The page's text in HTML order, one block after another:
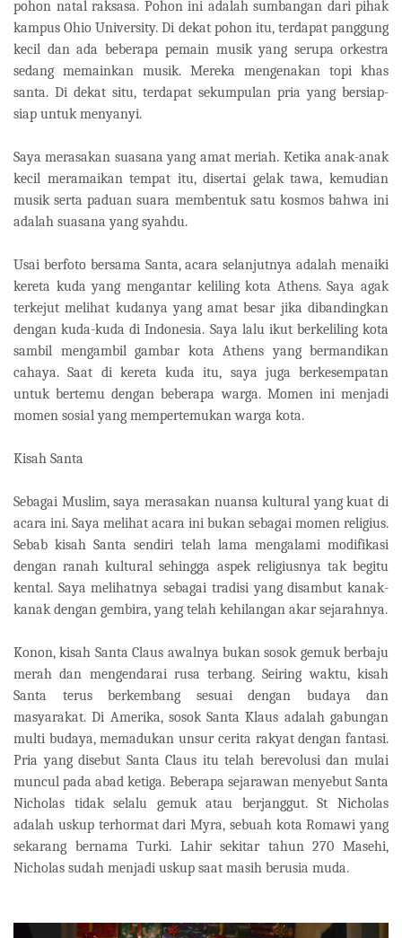
pohon natal raksasa. Pohon ini adalah sumbangan dari pihak
kampus Ohio University. Di dekat pohon itu, terdapat panggung
kecil dan ada beberapa pemain musik yang serupa orkestra
sedang memainkan musik. Mereka mengenakan topi khas
santa. Di dekat situ, terdapat sekumpulan pria yang bersiap-
siap untuk menyanyi.
Saya merasakan suasana yang amat meriah. Ketika anak-anak
kecil meramaikan tempat itu, disertai gelak tawa, kemudian
musik serta paduan suara membentuk satu kosmos bahwa ini
adalah suasana yang syahdu.
Usai berfoto bersama Santa, acara selanjutnya adalah menaiki
kereta kuda yang mengantar keliling kota Athens. Saya agak
terkejut melihat kudanya yang amat besar jika dibandingkan
dengan kuda-kuda di Indonesia. Saya lalu ikut berkeliling kota
sambil mengambil gambar kota Athens yang bermandikan
cahaya. Saat di kereta kuda itu, saya juga berkesempatan
untuk bertemu dengan beberapa warga. Momen ini menjadi
momen sosial yang mempertemukan warga kota.
Kisah Santa
Sebagai Muslim, saya merasakan nuansa kultural yang kuat di
acara ini. Saya melihat acara ini bukan sebagai momen religius.
Sebab kisah Santa sendiri telah lama mengalami modifikasi
dengan ranah kultural sehingga aspek religiusnya tak begitu
kental. Saya melihatnya sebagai tradisi yang disambut kanak-
kanak dengan gembira, yang telah kehilangan akar sejarahnya.
Konon, kisah Santa Claus awalnya bukan sosok gemuk berbaju
merah dan mengendarai rusa terbang. Seiring waktu, kisah
Santa terus berkembang sesuai dengan budaya dan
masyarakat. Di Amerika, sosok Santa Klaus adalah gabungan
multi budaya, memadukan unsur cerita rakyat dengan fantasi.
Pria yang disebut Santa Claus itu telah berevolusi dan mulai
muncul pada abad ketiga. Beberapa sejarawan menyebut Santa
Nicholas tidak selalu gemuk atau berjanggut. St Nicholas
adalah uskup terhormat dari Myra, sebuah kota Romawi yang
sekarang bernama Turki. Lahir sekitar tahun 270 Masehi,
Nicholas sudah menjadi uskup saat masih berusia muda.